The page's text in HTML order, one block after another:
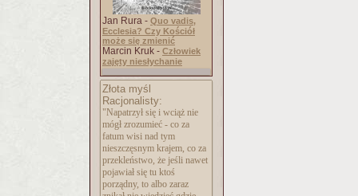
Jan Rura - Quo vadis,
Ecclesia? Czy Kościół
może się zmienić
Marcin Kruk - Człowiek
zajęty niesłychanie
Złota myśl
Racjonalisty:
"Napatrzył się i wciąż nie
mógł zrozumieć - co za
fatum wisi nad tym
nieszczęsnym krajem, co za
przekleństwo, że jeśli nawet
pojawiał się tu ktoś
porządny, to albo zaraz